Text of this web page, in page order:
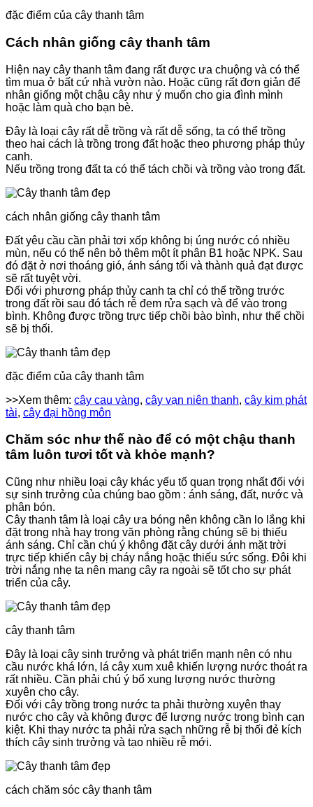
đặc điểm của cây thanh tâm
Cách nhân giống cây thanh tâm
Hiện nay cây thanh tâm đang rất được ưa chuộng và có thể
tìm mua ở bất cứ nhà vườn nào. Hoặc cũng rất đơn giản để
nhân giống một chậu cây như ý muốn cho gia đình mình
hoặc làm quà cho bạn bè.
Đây là loại cây rất dễ trồng và rất dễ sống, ta có thể trồng
theo hai cách là trồng trong đất hoặc theo phương pháp thủy
canh.
Nếu trồng trong đất ta có thể tách chồi và trồng vào trong đất.
cách nhân giống cây thanh tâm
Đất yêu cầu cần phải tơi xốp không bị úng nước có nhiều
mùn, nếu có thể nên bỏ thêm một ít phân B1 hoặc NPK. Sau
đó đặt ở nơi thoáng gió, ánh sáng tối và thành quả đạt được
sẽ rất tuyệt vời.
Đối với phương pháp thủy canh ta chỉ có thể trồng trước
trong đất rồi sau đó tách rễ đem rửa sạch và để vào trong
bình. Không được trồng trực tiếp chồi bào bình, như thế chồi
sẽ bị thối.
đặc điểm của cây thanh tâm
>>Xem thêm: cây cau vàng, cây vạn niên thanh, cây kim phát
tài, cây đại hồng môn
Chăm sóc như thế nào để có một chậu thanh
tâm luôn tươi tốt và khỏe mạnh?
Cũng như nhiều loại cây khác yếu tố quan trọng nhất đối với
sự sinh trưởng của chúng bao gồm : ánh sáng, đất, nước và
phân bón.
Cây thanh tâm là loại cây ưa bóng nên không cần lo lắng khi
đặt trong nhà hay trong văn phòng rằng chúng sẽ bị thiếu
ánh sáng. Chỉ cần chú ý không đặt cây dưới ánh mặt trời
trực tiếp khiến cây bị cháy nắng hoặc thiếu sức sống. Đôi khi
trời nắng nhẹ ta nên mang cây ra ngoài sẽ tốt cho sự phát
triển của cây.
cây thanh tâm
Đây là loại cây sinh trưởng và phát triển mạnh nên có nhu
cầu nước khá lớn, lá cây xum xuê khiến lượng nước thoát ra
rất nhiều. Cần phải chú ý bổ xung lượng nước thường
xuyên cho cây.
Đối với cây trồng trong nước ta phải thường xuyên thay
nước cho cây và không được để lượng nước trong bình cạn
kiệt. Khi thay nước ta phải rửa sạch những rễ bị thối đẻ kích
thích cây sinh trưởng và tạo nhiều rễ mới.
cách chăm sóc cây thanh tâm